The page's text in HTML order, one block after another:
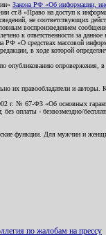
Закона РФ «Об информации,
ст.8 «Право на доступ к
не соответствующих
воспроизведением
к ответственности за
«О средствах массовой
в ходе которой
опровержения,
их правообладатели и
№ 67-ФЗ «Об основных
оплаты - безвозмездно/
функции. Для мужчин и